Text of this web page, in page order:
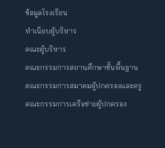
ข้อมูลโรงเรียน
ทำเนียบผู้บริหาร
คณะผู้บริหาร
คณะกรรมการสถานศึกษาขั้นพื้นฐาน
คณะกรรมการสมาคมผู้ปกครองและครู
คณะกรรมการเครือข่ายผู้ปกครอง